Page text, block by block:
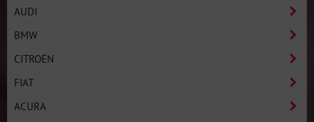
AUDI
BMW
CITROËN
FIAT
ACURA